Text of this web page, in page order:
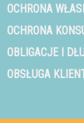
OCHRONA
OCHRONA
OBLIGACJE I
OBSŁUGA